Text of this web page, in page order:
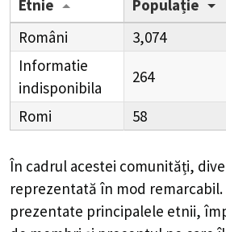
Etnie Populație
Români
3,074
Informatie
indisponibila
264
Romi 58
În cadrul acestei comunități,
reprezentată în mod remarcabil.
prezentate principalele etnii,